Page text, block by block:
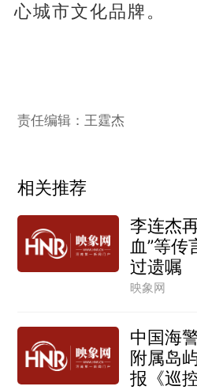
心城市文化品牌。
责任编辑：王霆杰
相关推荐
李连杰
血”等传
过遗嘱
映象网
中国海
附属岛
报《巡控